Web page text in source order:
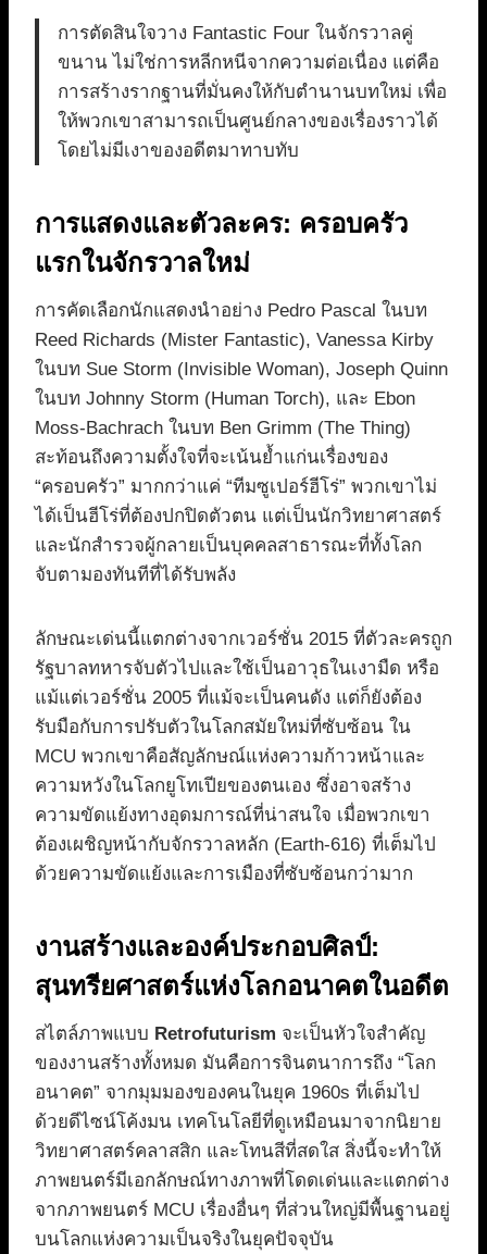
การตัดสินใจวาง Fantastic Four ในจักรวาลคู่
ขนาน ไม่ใช่การหลีกหนีจากความต่อเนื่อง แต่คือ
การสร้างรากฐานที่มั่นคงให้กับตำนานบทใหม่ เพื่อ
ให้พวกเขาสามารถเป็นศูนย์กลางของเรื่องราวได้
โดยไม่มีเงาของอดีตมาทาบทับ
การแสดงและตัวละคร: ครอบครัว
แรกในจักรวาลใหม่
การคัดเลือกนักแสดงนำอย่าง Pedro Pascal ในบท
Reed Richards (Mister Fantastic), Vanessa Kirby
ในบท Sue Storm (Invisible Woman), Joseph Quinn
ในบท Johnny Storm (Human Torch), และ Ebon
Moss-Bachrach ในบท Ben Grimm (The Thing)
สะท้อนถึงความตั้งใจที่จะเน้นย้ำแก่นเรื่องของ
“ครอบครัว” มากกว่าแค่ “ทีมซูเปอร์ฮีโร่” พวกเขาไม่
ได้เป็นฮีโร่ที่ต้องปกปิดตัวตน แต่เป็นนักวิทยาศาสตร์
และนักสำรวจผู้กลายเป็นบุคคลสาธารณะที่ทั้งโลก
จับตามองทันทีที่ได้รับพลัง
ลักษณะเด่นนี้แตกต่างจากเวอร์ชั่น 2015 ที่ตัวละครถูก
รัฐบาลทหารจับตัวไปและใช้เป็นอาวุธในเงามืด หรือ
แม้แต่เวอร์ชั่น 2005 ที่แม้จะเป็นคนดัง แต่ก็ยังต้อง
รับมือกับการปรับตัวในโลกสมัยใหม่ที่ซับซ้อน ใน
MCU พวกเขาคือสัญลักษณ์แห่งความก้าวหน้าและ
ความหวังในโลกยูโทเปียของตนเอง ซึ่งอาจสร้าง
ความขัดแย้งทางอุดมการณ์ที่น่าสนใจ เมื่อพวกเขา
ต้องเผชิญหน้ากับจักรวาลหลัก (Earth-616) ที่เต็มไป
ด้วยความขัดแย้งและการเมืองที่ซับซ้อนกว่ามาก
งานสร้างและองค์ประกอบศิลป์:
สุนทรียศาสตร์แห่งโลกอนาคตในอดีต
สไตล์ภาพแบบ Retrofuturism จะเป็นหัวใจสำคัญ
ของงานสร้างทั้งหมด มันคือการจินตนาการถึง “โลก
อนาคต” จากมุมมองของคนในยุค 1960s ที่เต็มไป
ด้วยดีไซน์โค้งมน เทคโนโลยีที่ดูเหมือนมาจากนิยาย
วิทยาศาสตร์คลาสสิก และโทนสีที่สดใส สิ่งนี้จะทำให้
ภาพยนตร์มีเอกลักษณ์ทางภาพที่โดดเด่นและแตกต่าง
จากภาพยนตร์ MCU เรื่องอื่นๆ ที่ส่วนใหญ่มีพื้นฐานอยู่
บนโลกแห่งความเป็นจริงในยุคปัจจุบัน